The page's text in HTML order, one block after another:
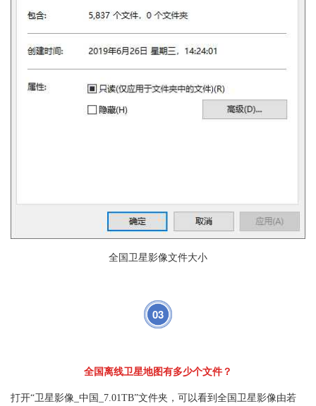
全国卫星影像文件大小
03
全国离线卫星地图有多少个文件？
打开“卫星影像_中国_7.01TB”文件夹，可以看到全国卫星影像由若